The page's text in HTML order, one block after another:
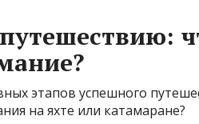
этапов успешного
на яхте или катамаране?